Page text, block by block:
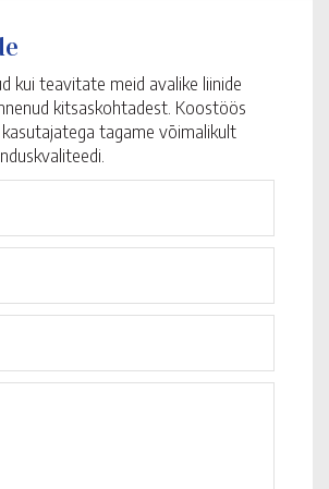
kui teavitate meid avalike liinide
kitsaskohtadest. Koostöös
tagame võimalikult